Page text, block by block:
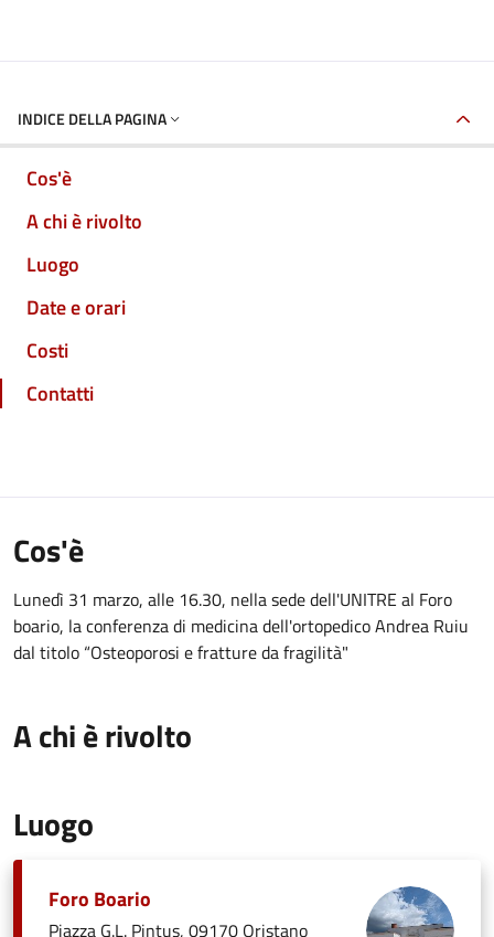
INDICE DELLA PAGINA
Cos'è
A chi è rivolto
Luogo
Date e orari
Costi
Contatti
Cos'è
Lunedì 31 marzo, alle 16.30, nella sede dell'UNITRE al Foro
boario, la conferenza di medicina dell'ortopedico Andrea Ruiu
dal titolo “Osteoporosi e fratture da fragilità"
A chi è rivolto
Luogo
Foro Boario
Piazza G.L. Pintus, 09170 Oristano